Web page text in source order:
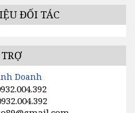
ÁP SUẤT SMC
KÍCH ÁP SMC
SMC
ĐỒNG HỒ KHÍ SMC
ĐỐI TÁC
Doanh